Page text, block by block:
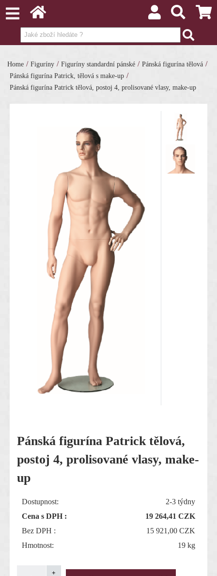
Home / Figuríny / Figuríny standardní pánské / Pánská figurína tělová /
Pánská figurína Patrick, tělová s make-up /
Pánská figurína Patrick tělová, postoj 4, prolisované vlasy, make-up
Pánská figurína Patrick tělová,
postoj 4, prolisované vlasy, make-
up
Dostupnost:
2-3 týdny
Cena s DPH :
19 264,41 CZK
Bez DPH :
15 921,00 CZK
Hmotnost:
19 kg